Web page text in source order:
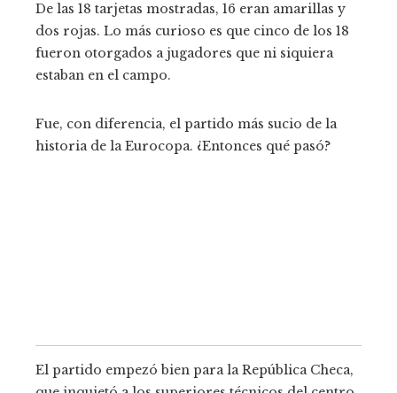
De las 18 tarjetas mostradas, 16 eran amarillas y
dos rojas. Lo más curioso es que cinco de los 18
fueron otorgados a jugadores que ni siquiera
estaban en el campo.
Fue, con diferencia, el partido más sucio de la
historia de la Eurocopa. ¿Entonces qué pasó?
El partido empezó bien para la República Checa,